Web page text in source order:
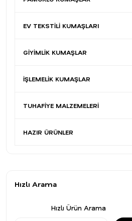
EV TEKSTİLİ KUMAŞLARI
GİYİMLİK KUMAŞLAR
İŞLEMELİK KUMAŞLAR
TUHAFİYE MALZEMELERİ
HAZIR ÜRÜNLER
Hızlı Arama
Hızlı Ürün Arama